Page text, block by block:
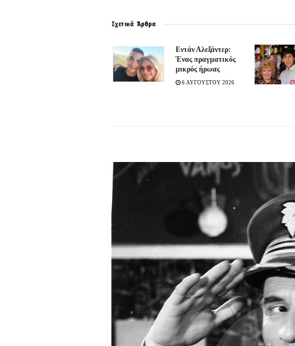
Σχετικά Άρθρα
Εντάν Αλεξάντερ:
Ένας πραγματικός
μικρός ήρωας
6 ΑΥΓΟΥΣΤΟΥ 2026